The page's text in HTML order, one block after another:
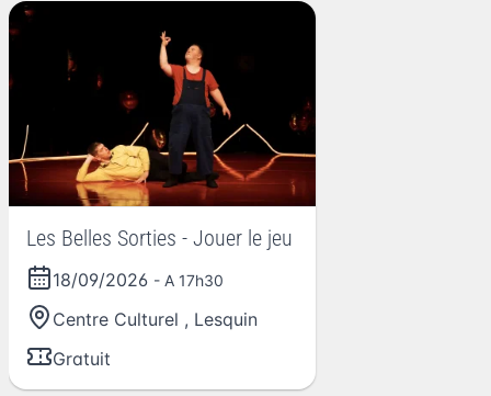
Les Belles Sorties - Jouer le jeu
18/09/2026 - A 17h30
Centre Culturel , Lesquin
Gratuit